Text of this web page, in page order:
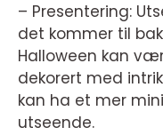
– Presentering:
det kommer til
Halloween kan
dekorert med
kan ha et mer
utseende.